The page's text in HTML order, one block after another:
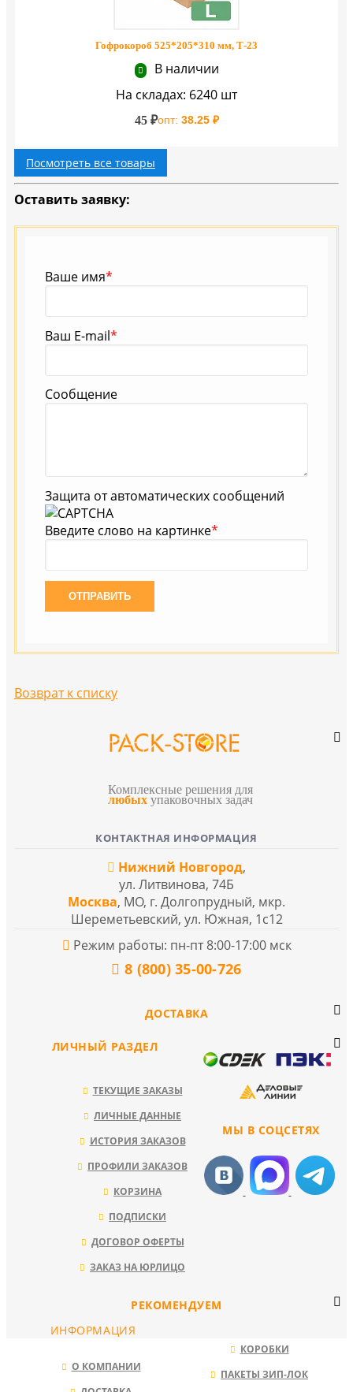
Гофрокороб 525*205*310 мм, Т-23
В наличии
На складах: 6240 шт
45 ₽опт: 38.25 ₽
Посмотреть все товары
Оставить заявку:
Ваше имя*
Ваш E-mail*
Сообщение
Защита от автоматических сообщений
Введите слово на картинке*
Возврат к списку
Комплексные решения для
любых упаковочных задач
КОНТАКТНАЯ ИНФОРМАЦИЯ
Нижний Новгород,
ул. Литвинова, 74Б
Москва, МО, г. Долгопрудный, мкр.
Шереметьевский, ул. Южная, 1с12
Режим работы: пн-пт 8:00-17:00 мск
8 (800) 35-00-726
ДОСТАВКА
МЫ В СОЦСЕТЯХ
ЛИЧНЫЙ РАЗДЕЛ
ТЕКУЩИЕ ЗАКАЗЫ
ЛИЧНЫЕ ДАННЫЕ
ИСТОРИЯ ЗАКАЗОВ
ПРОФИЛИ ЗАКАЗОВ
КОРЗИНА
ПОДПИСКИ
ДОГОВОР ОФЕРТЫ
ЗАКАЗ НА ЮРЛИЦО
РЕКОМЕНДУЕМ
КОРОБКИ
ПАКЕТЫ ЗИП-ЛОК
ИНФОРМАЦИЯ
О КОМПАНИИ